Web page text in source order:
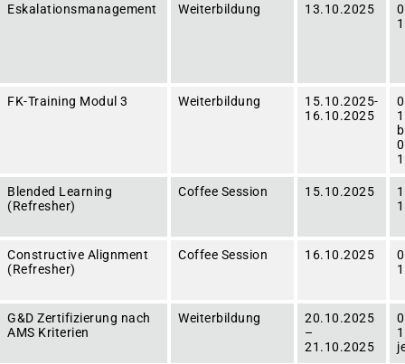
Eskalationsmanagement Weiterbildung 13.10.2025
FK-Training Modul 3 Weiterbildung
15.10.2025-
16.10.2025
Blended Learning
(Refresher)
Coffee Session 15.10.2025
Constructive Alignment
(Refresher)
Coffee Session 16.10.2025
G&D Zertifizierung nach
AMS Kriterien
Weiterbildung
20.10.2025
–
21.10.2025